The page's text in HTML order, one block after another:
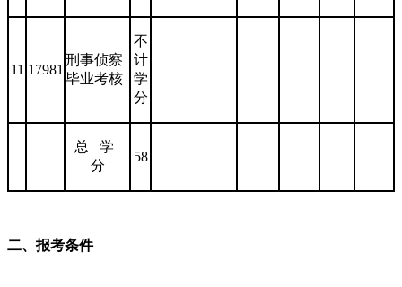
11 17981
刑事侦察
毕业考核
不
计
学
分
总 学
分
58
二、报考条件